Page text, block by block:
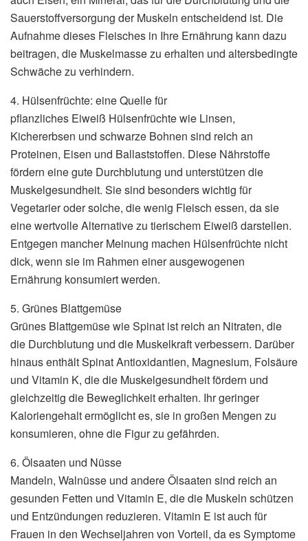
Sauerstoffversorgung der Muskeln entscheidend ist. Die
Aufnahme dieses Fleisches in Ihre Ernährung kann dazu
beitragen, die Muskelmasse zu erhalten und altersbedingte
Schwäche zu verhindern.
4. Hülsenfrüchte: eine Quelle für
pflanzliches Eiweiß Hülsenfrüchte wie Linsen,
Kichererbsen und schwarze Bohnen sind reich an
Proteinen, Eisen und Ballaststoffen. Diese Nährstoffe
fördern eine gute Durchblutung und unterstützen die
Muskelgesundheit. Sie sind besonders wichtig für
Vegetarier oder solche, die wenig Fleisch essen, da sie
eine wertvolle Alternative zu tierischem Eiweiß darstellen.
Entgegen mancher Meinung machen Hülsenfrüchte nicht
dick, wenn sie im Rahmen einer ausgewogenen
Ernährung konsumiert werden.
5. Grünes Blattgemüse
Grünes Blattgemüse wie Spinat ist reich an Nitraten, die
die Durchblutung und die Muskelkraft verbessern. Darüber
hinaus enthält Spinat Antioxidantien, Magnesium, Folsäure
und Vitamin K, die die Muskelgesundheit fördern und
gleichzeitig die Beweglichkeit erhalten. Ihr geringer
Kaloriengehalt ermöglicht es, sie in großen Mengen zu
konsumieren, ohne die Figur zu gefährden.
6. Ölsaaten und Nüsse
Mandeln, Walnüsse und andere Ölsaaten sind reich an
gesunden Fetten und Vitamin E, die die Muskeln schützen
und Entzündungen reduzieren. Vitamin E ist auch für
Frauen in den Wechseljahren von Vorteil, da es Symptome